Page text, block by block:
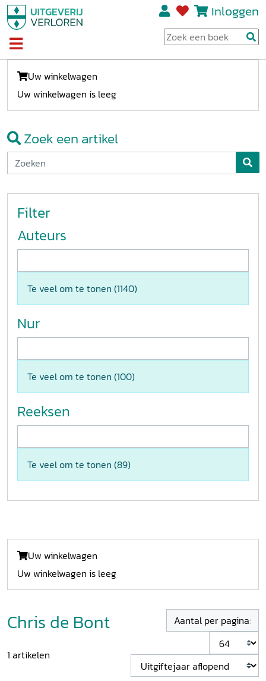
Inloggen
Uw winkelwagen
Uw winkelwagen is leeg
Zoek een artikel
Filter
Auteurs
Te veel om te tonen (1140)
Nur
Te veel om te tonen (100)
Reeksen
Te veel om te tonen (89)
Uw winkelwagen
Uw winkelwagen is leeg
Chris de Bont
1 artikelen
Aantal per pagina: